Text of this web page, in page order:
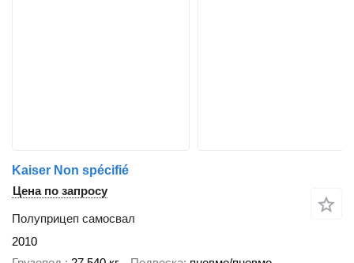
Kaiser Non spécifié
Цена по запросу
Полуприцеп самосвал
2010